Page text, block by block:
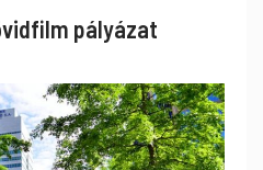
pályázat